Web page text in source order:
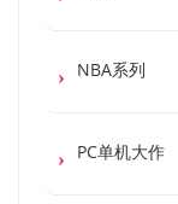
NBA系列
PC单机大作